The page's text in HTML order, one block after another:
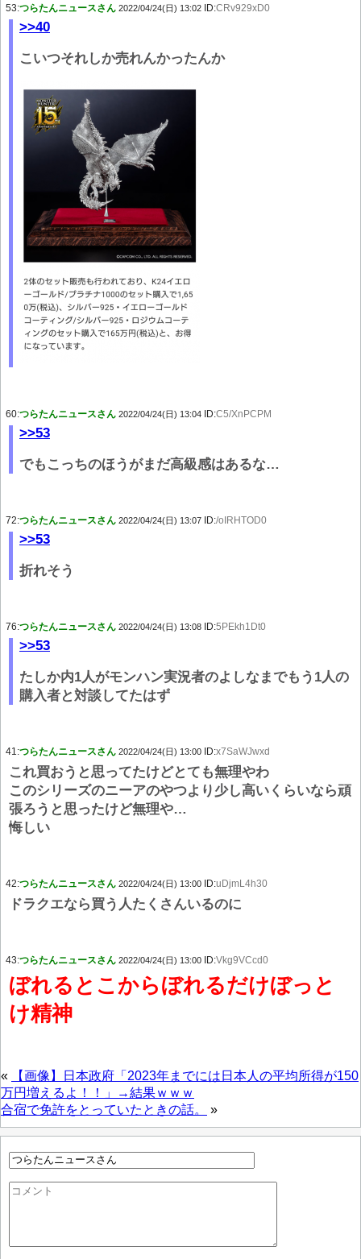
53:つらたんニュースさん 2022/04/24(日) 13:02 ID:CRv929xD0
>>40
こいつそれしか売れんかったんか
60:つらたんニュースさん 2022/04/24(日) 13:04 ID:C5/XnPCPM
>>53
でもこっちのほうがまだ高級感はあるな…
72:つらたんニュースさん 2022/04/24(日) 13:07 ID:/oIRHTOD0
>>53
折れそう
76:つらたんニュースさん 2022/04/24(日) 13:08 ID:5PEkh1Dt0
>>53
たしか内1人がモンハン実況者のよしなまでもう1人の
購入者と対談してたはず
41:つらたんニュースさん 2022/04/24(日) 13:00 ID:x7SaWJwxd
これ買おうと思ってたけどとても無理やわ
このシリーズのニーアのやつより少し高いくらいなら頑
張ろうと思ったけど無理や…
悔しい
42:つらたんニュースさん 2022/04/24(日) 13:00 ID:uDjmL4h30
ドラクエなら買う人たくさんいるのに
43:つらたんニュースさん 2022/04/24(日) 13:00 ID:Vkg9VCcd0
ぼれるとこからぼれるだけぼっと
け精神
«
【画像】日本政府「2023年までには日本人の平均所得が150
万円増えるよ！！」→結果ｗｗｗ
合宿で免許をとっていたときの話。
»